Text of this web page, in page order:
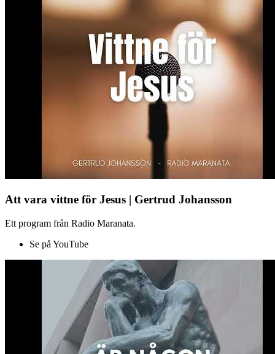
Att vara vittne för Jesus | Gertrud Johansson
Ett program från Radio Maranata.
Se på YouTube